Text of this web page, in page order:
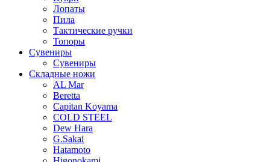
Лопаты
Пила
Тактические ручки
Топоры
Сувениры
Сувениры
Складные ножи
AL Mar
Beretta
Capitan Koyama
COLD STEEL
Dew Hara
G.Sakai
Hatamoto